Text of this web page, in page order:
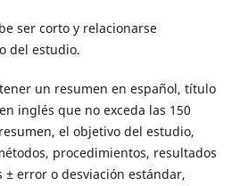
ser corto y relacionarse
del estudio.
un resumen en español, título
inglés que no exceda las 150
el objetivo del estudio,
procedimientos, resultados
error o desviación estándar,